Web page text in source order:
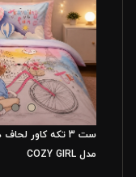
ست 3 تکه کاور
مدل COZY GIRL